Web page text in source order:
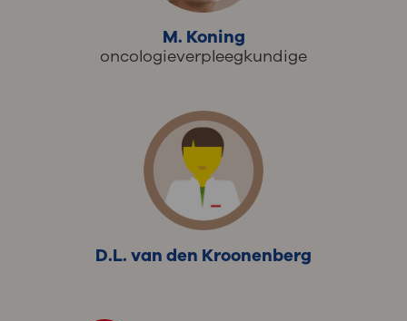
M. Koning
oncologieverpleegkundige
D.L. van den Kroonenberg